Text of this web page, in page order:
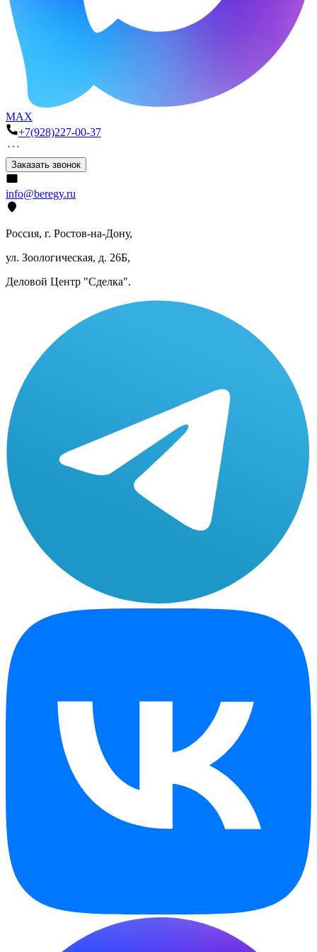
MAX
+7(928)227-00-37
Заказать звонок
info@beregy.ru
Россия, г. Ростов-на-Дону,
ул. Зоологическая, д. 26Б,
Деловой Центр "Сделка".